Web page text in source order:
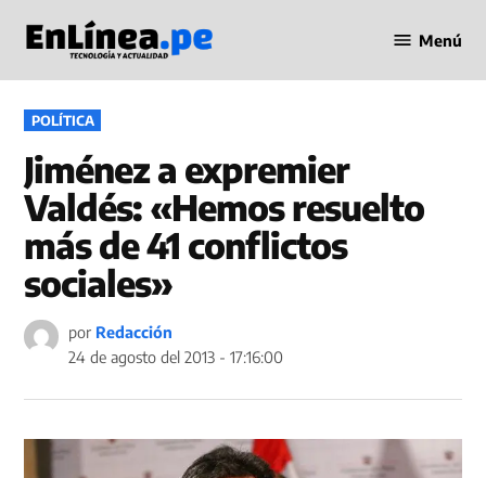
contenido
en Línea
Menú
PUBLICADO
EN
POLÍTICA
Jiménez a expremier
Valdés: «Hemos resuelto
más de 41 conflictos
sociales»
por Redacción
24 de agosto del 2013 - 17:16:00